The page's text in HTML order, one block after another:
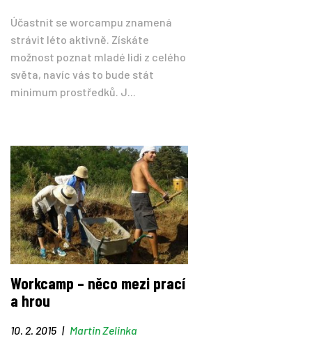
Účastnit se worcampu znamená
strávit léto aktivně. Získáte
možnost poznat mladé lidi z celého
světa, navíc vás to bude stát
minimum prostředků. J...
Workcamp – něco mezi prací
a hrou
10. 2. 2015 | Martin Zelinka